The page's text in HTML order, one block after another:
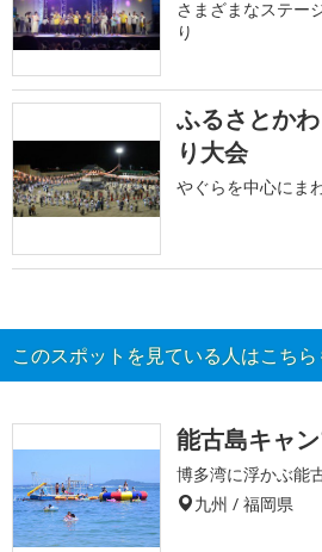
さまざまなステー
り
ふるさとか
り大会
やぐらを中心にま
このスポットを見ている人はこち
能古島キャ
博多湾に浮かぶ能
九州 / 福岡県